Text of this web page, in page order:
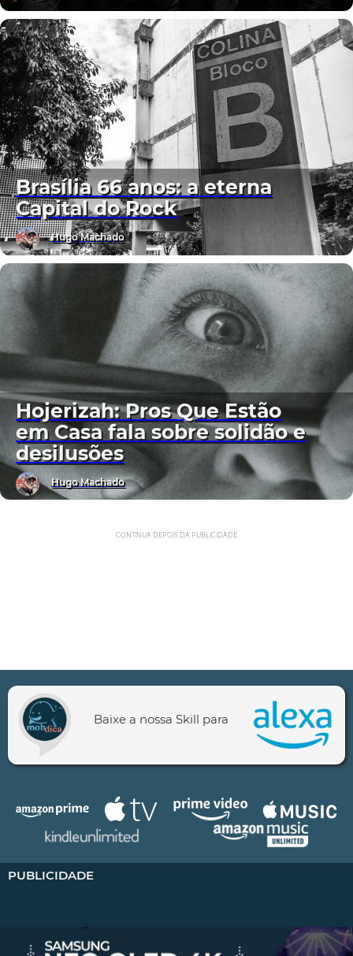
Brasília 66 anos: a eterna
Capital do Rock
Hugo Machado
Hojerizah: Pros Que Estão
em Casa fala sobre solidão e
desilusões
Hugo Machado
CONTINUA DEPOIS DA PUBLICIDADE
Baixe a nossa Skill para
PUBLICIDADE